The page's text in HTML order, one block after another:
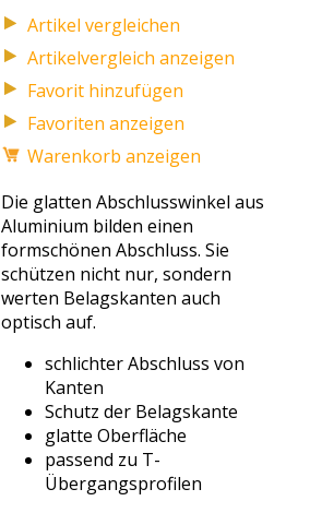
Artikelvergleich anzeigen
Favoriten anzeigen
Warenkorb anzeigen
Die glatten Abschlusswinkel aus
Aluminium bilden einen
formschönen Abschluss. Sie
schützen nicht nur, sondern
werten Belagskanten auch
optisch auf.
schlichter Abschluss von
Kanten
Schutz der Belagskante
glatte Oberfläche
passend zu T-
Übergangsprofilen